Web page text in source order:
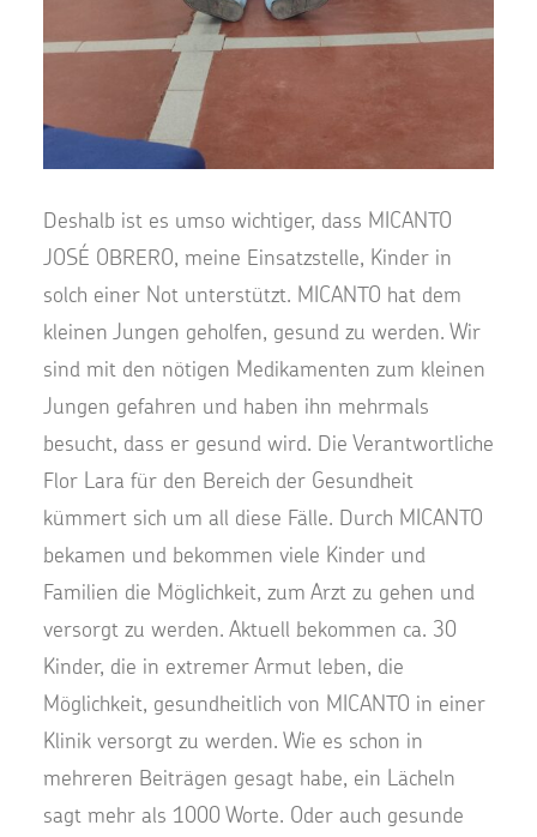
Deshalb ist es umso wichtiger, dass MICANTO
JOSÉ OBRERO, meine Einsatzstelle, Kinder in
solch einer Not unterstützt. MICANTO hat dem
kleinen Jungen geholfen, gesund zu werden. Wir
sind mit den nötigen Medikamenten zum kleinen
Jungen gefahren und haben ihn mehrmals
besucht, dass er gesund wird. Die Verantwortliche
Flor Lara für den Bereich der Gesundheit
kümmert sich um all diese Fälle. Durch MICANTO
bekamen und bekommen viele Kinder und
Familien die Möglichkeit, zum Arzt zu gehen und
versorgt zu werden. Aktuell bekommen ca. 30
Kinder, die in extremer Armut leben, die
Möglichkeit, gesundheitlich von MICANTO in einer
Klinik versorgt zu werden. Wie es schon in
mehreren Beiträgen gesagt habe, ein Lächeln
sagt mehr als 1000 Worte. Oder auch gesunde